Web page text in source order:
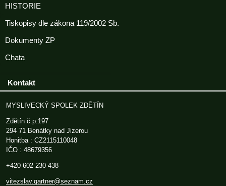
HISTORIE
Tiskopisy dle zákona 119/2002 Sb.
Dokumenty ZP
Chata
Kontakt
MYSLIVECKÝ SPOLEK ZDĚTÍN
Zdětín č.p.197
294 71 Benátky nad Jizerou
Honitba : CZ2115110048
IČO : 48679356
+420 602 230 438
vitezslav.gartner@seznam.cz